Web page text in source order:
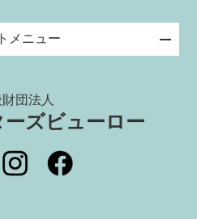
メニュー
団法人
ズビューロー